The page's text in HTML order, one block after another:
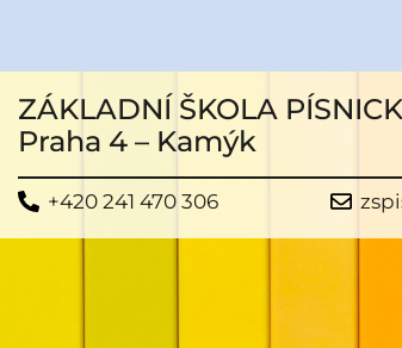
ZÁKLADNÍ ŠKOLA
Praha 4 – Kamýk
+420 241 470 306